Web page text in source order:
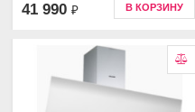
41 990 ₽ В КОРЗИНУ